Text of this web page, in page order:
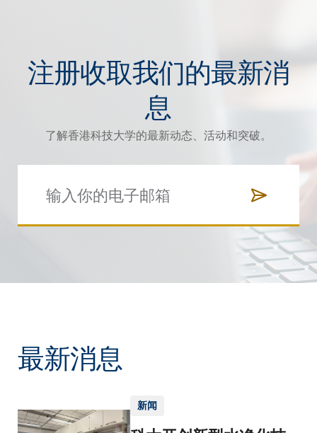
注册收取我们的最新消
息
了解香港科技大学的最新动态、活动和突破。
最新消息
新闻